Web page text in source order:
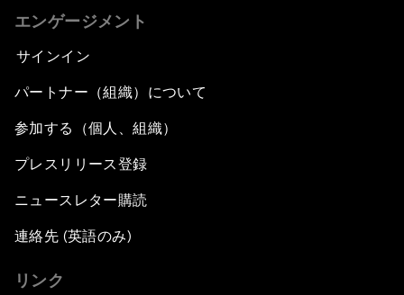
エンゲージメント
サインイン
パートナー（組織）について
参加する（個人、組織）
プレスリリース登録
ニュースレター購読
連絡先 (英語のみ)
リンク